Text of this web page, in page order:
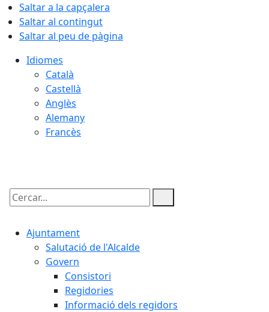
Saltar a la capçalera
Saltar al contingut
Saltar al peu de pàgina
Idiomes
Català
Castellà
Anglès
Alemany
Francès
Cercar:
Ajuntament
Salutació de l'Alcalde
Govern
Consistori
Regidories
Informació dels regidors